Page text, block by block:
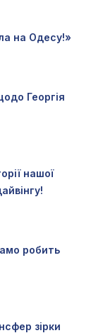
на Одесу!»
Георгія
нашої
робить
зірки